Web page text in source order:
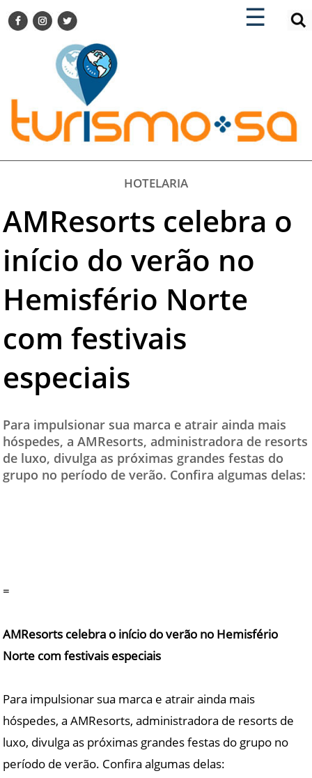
☰
×
TURISMO SA FOR BUSINESS
DESTINOS NACIONAIS
DESTINOS INTERNACIONAIS
CITY BREAK
TURISMO E MERCADO
EVENTOS
HOTELARIA
DICAS
VITRINE
TURISMO SA TV
TESTADO E APROVADO
CONTATO
×
ENCONTRE SUA NOTÍCIA
HOTELARIA
AMResorts celebra o
início do verão no
Hemisfério Norte
com festivais
especiais
Para impulsionar sua marca e atrair ainda mais
hóspedes, a AMResorts, administradora de resorts
de luxo, divulga as próximas grandes festas do
grupo no período de verão. Confira algumas delas:
=
AMResorts celebra o início do verão no Hemisfério
Norte com festivais especiais
Para impulsionar sua marca e atrair ainda mais
hóspedes, a AMResorts, administradora de resorts de
luxo, divulga as próximas grandes festas do grupo no
período de verão. Confira algumas delas: